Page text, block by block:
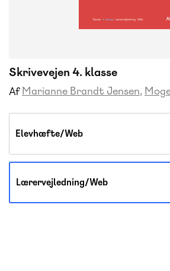
Skrivevejen 4. klasse
Af Marianne Brandt Jensen
Elevhæfte/Web
Lærervejledning/Web